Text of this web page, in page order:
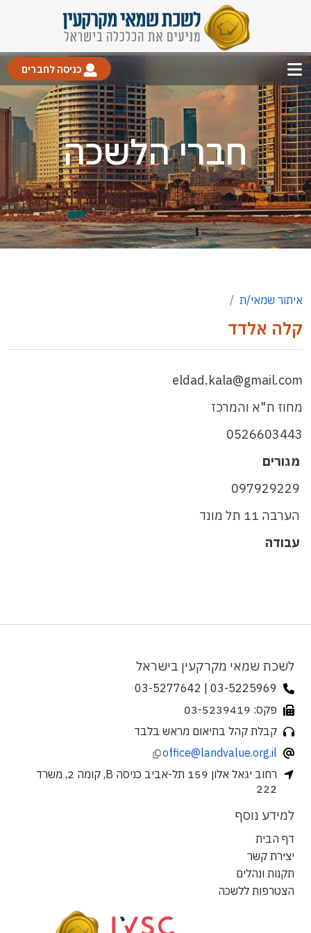
כניסה לחברים
חברי הלשכה
איתור שמאי/ת
קלה אלדד
eldad.kala@gmail.com
מחוז ת"א והמרכז
0526603443
מגורים
097929229
הערבה 11 תל מונד
עבודה
לשכת שמאי מקרקעין בישראל
03-5225969 | 03-5277642
פקס: 03-5239419
קבלת קהל בתיאום מראש בלבד
office@landvalue.org.il
רחוב יגאל אלון 159 תל-אביב כניסה B, קומה 2, משרד
222
למידע נוסף
דף הבית
יצירת קשר
תקנות ונהלים
הצטרפות ללשכה